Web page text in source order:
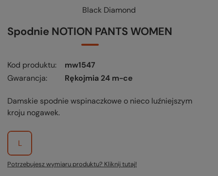
Black Diamond
Spodnie NOTION PANTS WOMEN
Kod produktu
mw1547
Gwarancja
Rękojmia 24 m-ce
Damskie spodnie wspinaczkowe o nieco luźniejszym
kroju nogawek.
L
Potrzebujesz wymiaru produktu? Kliknij tutaj!